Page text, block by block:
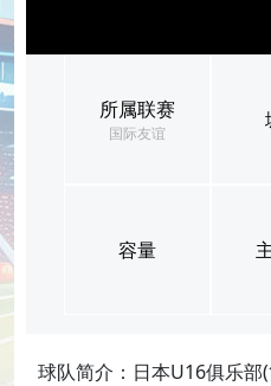
所属联赛
国际友谊
容量
球队简介：日本U16俱乐